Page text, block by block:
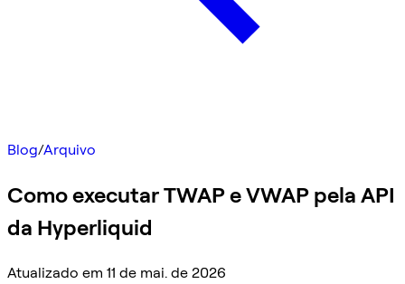
Blog/Arquivo
Como executar TWAP e VWAP pela API
da Hyperliquid
Atualizado em 11 de mai. de 2026